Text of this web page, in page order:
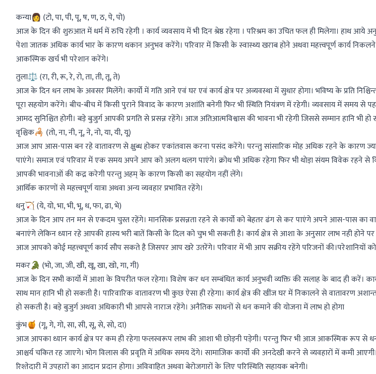
कन्या👩 (टो, पा, पी, पू, ष, ण, ठ, पे, पो)
आज के दिन की शुरुआत में धर्म में रुचि रहेगी । कार्य व्यवसाय में भी दिन श्रेष्ठ रहेगा । परिश्रम का उचित फल ही मिलेगा। हाथ
पेशा जातक अधिक कार्य भार के कारण थकान अनुभव करेंगे। परिवार में किसी के स्वास्थ्य खराब होने अथवा महत्त्वपूर्ण कार्य निकलने
आकस्मिक खर्च भी परेशान करेंगे।
तुला⚖️ (रा, री, रू, रे, रो, ता, ती, तू, ते)
आज के दिन धन लाभ के अवसर मिलेंगे। कार्यो में गति आने एवं घर एवं कार्य क्षेत्र पर अव्यवस्था में सुधार होगा। भविष्य के प्रति
पूरा सहयोग करेंगे। बीच-बीच में किसी पुराने विवाद के कारण अशांति बनेगी फिर भी स्थिति नियंत्रण में रहेगी। व्यवसाय में समय से
आमद सुनिश्चित होगी। बड़े बुजुर्ग आपकी प्रगति से प्रसन्न रहेंगे। आज अतिआत्मविश्वास की भावना भी रहेगी जिससे सम्मान हानि भी हो
वृश्चिक🦂 (तो, ना, नी, नू, ने, नो, या, यी, यू)
आज आप आस-पास बन रहे वातावरण से क्षुब्ध होकर एकांतवास करना पसंद करेंगे। परन्तु सांसारिक मोह अधिक रहने के कारण
पाएंगे। समाज एवं परिवार में एक समय अपने आप को अलग थलग पाएंगे। क्रोध भी अधिक रहेगा फिर भी थोड़ा संयम विवेक रहने से
आपकी भावनाओं की कद्र करेगी परन्तु अहम् के कारण किसी का सहयोग नहीं लेंगे।
आर्थिक कारणों से महत्त्वपूर्ण यात्रा अथवा अन्य व्यवहार प्रभावित रहेंगे।
धनु🏹 (ये, यो, भा, भी, भू, ध, फा, ढा, भे)
आज के दिन आप तन मन से एकदम चुस्त रहेंगे। मानसिक प्रसन्नता रहने से कार्यो को बेहतर ढंग से कर पाएंगे अपने आस-पास का
बनाएंगे लेकिन ध्यान रहे आपकी हास्य भरी बातें किसी के दिल को चुभ भी सकती है। कार्य क्षेत्र से आशा के अनुसार लाभ नही होने पर
आज आपको कोई महत्त्वपूर्ण कार्य सौप सकते है जिसपर आप खरे उतरेंगे। परिवार में भी आप सक्रीय रहेंगे परिजनों की।परेशानियों
मकर🐊 (भो, जा, जी, खी, खू, खा, खो, गा, गी)
आज के दिन सभी कार्यो में आशा के विपरीत फल रहेगा। विशेष कर धन सम्बंधित कार्य अनुभवी व्यक्ति की सलाह के बाद ही करें।
साथ मान हानि भी हो सकती है। पारिवारिक वातावरण भी कुछ ऐसा ही रहेगा। कार्य क्षेत्र की खींज घर में निकालने से वातावरण
हो सकती है। बड़े बुजुर्ग अथवा अधिकारी भी आपसे नाराज रहेंगे। अनैतिक साधनों से धन कमाने की योजना में लाभ हो होगा
कुंभ🍯 (गू, गे, गो, सा, सी, सू, से, सो, दा)
आज आपका ध्यान कार्य क्षेत्र पर कम ही रहेगा फलस्वरूप लाभ की आशा भी छोड़नी पड़ेगी। परन्तु फिर भी आज आकस्मिक रूप
आश्चर्य चकित रह जाएगे। भोग विलास की प्रवृति में अधिक समय देंगे। सामाजिक कार्यो की अनदेखी करने से व्यवहारों में कमी
रिश्तेदारी में उपहारों का आदान प्रदान होगा। अविवाहित अथवा बेरोजगारों के लिए परिस्थिति सहायक बनेगी।